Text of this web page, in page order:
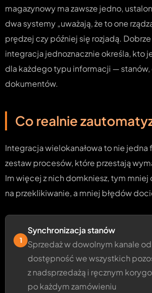
magazynowy ma zawsze jedno,
dwa systemy „uważają, że to one
prędzej czy później się rozjadą.
integracja jednoznacznie określa, kto
dla każdego typu informacji — stanów,
dokumentów.
Co realnie
Integracja wielokanałowa to nie jedna
zestaw procesów, które przestają
Im więcej z nich domkniesz, tym mniej
na przeklikiwanie, a mniej błędów
1
Synchronizacja stanów
Sprzedaż w dowolnym kanale od
dostępność we wszystkich
z nadsprzedażą i ręcznym
po każdym zamówieniu